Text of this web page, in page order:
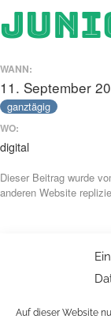
Auf dieser Website
WANN:
11. September
ganztägig
WO:
digital
Dieser Beitrag wurde
anderen Website